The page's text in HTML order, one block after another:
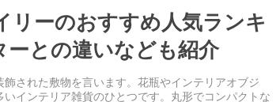
ーのおすすめ人気ランキ
との違いなども紹介
された敷物を言います。花瓶やインテリアオブジ
インテリア雑貨のひとつです。丸形でコンパクトな